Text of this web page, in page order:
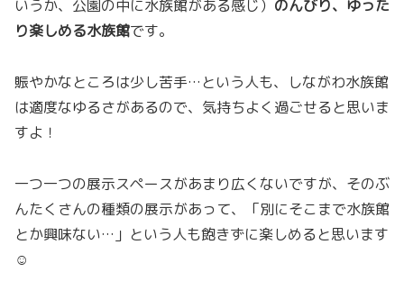
いうか、公園の中に水族館がある感じ） のんびり、ゆった
り楽しめる水族館です。
賑やかなところは少し苦手…という人も、しながわ水族館
は適度なゆるさがあるので、気持ちよく過ごせると思いま
すよ！
一つ一つの展示スペースがあまり広くないですが、そのぶ
んたくさんの種類の展示があって、「別にそこまで水族館
とか興味ない…」という人も飽きずに楽しめると思います
☺️